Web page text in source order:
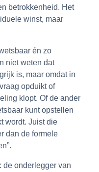
betrokkenheid. Het
winst, maar
én zo
niet weten dat
is, maar omdat in
opduikt of
klopt. Of de ander
kunt opstellen
wordt. Juist die
dan de formele
de onderlegger van